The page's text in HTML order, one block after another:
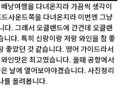
낭여행을 다녀온지라 가끔씩 생각이
사운드쪽을 다녀온지라 이번엔 그냥
다. 그래서 오클랜드에 간건데 오클랜
니다. 특히 신랑이랑 저랑 와인을 참 좋
좋았던 것 같습니다. 영어 가이드라서
인맛은 최고였습니다. 올때 공항에서
날에 열어보아야겠습니다. 사진정리
를 올려봅니다.